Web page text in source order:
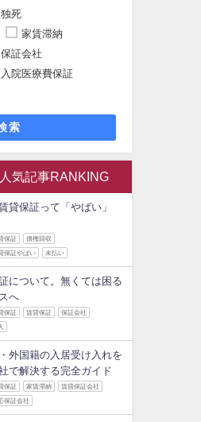
死
家賃滞納
保証会社
入院医療費保証
索
気記事RANKING
貸保証って「やばい」
保証 債権回収
保証やばい 未払い
について。無くては困る
へ
保証 賃貸保証 保証会社
外国籍の入居受け入れを
で解決する完全ガイド
保証 家賃滞納 賃貸保証会社
保証会社